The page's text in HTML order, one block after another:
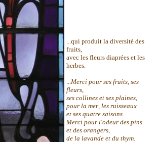
...qui produit la diversité des
fruits,
avec les fleurs diaprées et les
herbes.
Merci pour ses fruits ses
fleurs
ses collines et ses plaines
pour la mer les ruisseaux
et ses quatre saisons
Merci pour l'odeur des pins
et des orangers
de la lavande et du thym